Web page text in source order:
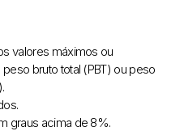
valores máximos ou
bruto total (PBT) ou peso
graus acima de 8%.